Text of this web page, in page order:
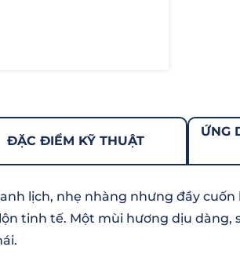
ĐẶC ĐIỂM KỸ THUẬT
ỨNG
lịch, nhẹ nhàng nhưng đầy
tinh tế. Một mùi hương dịu